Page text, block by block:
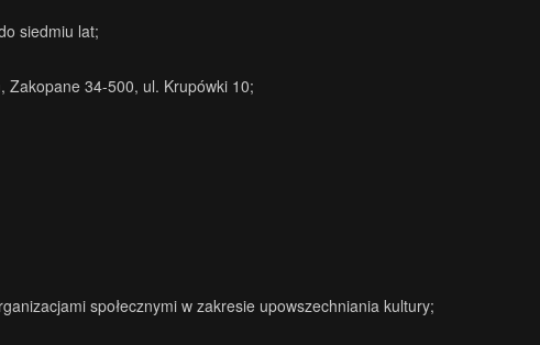
siedmiu lat;
Zakopane 34-500, ul. Krupówki 10;
społecznymi w zakresie upowszechniania kultury;